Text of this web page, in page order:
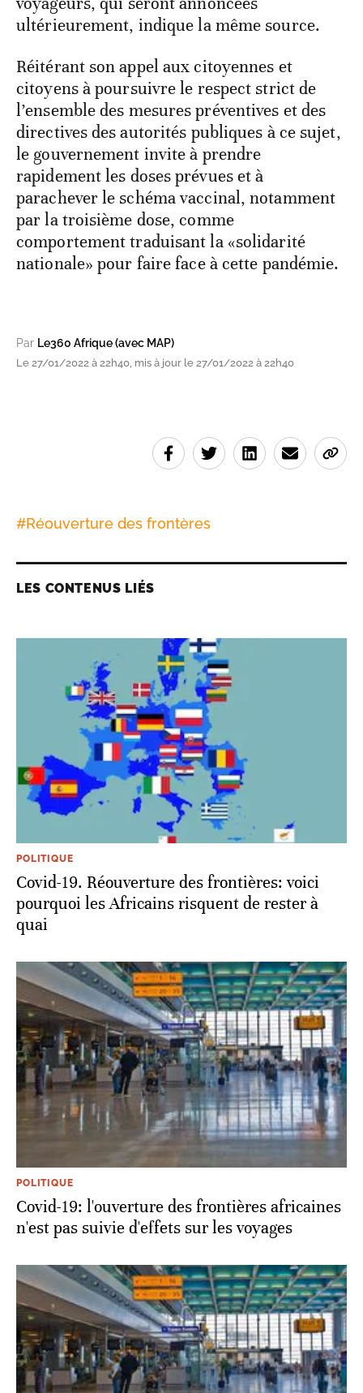
ultérieurement, indique la même source.
Réitérant son appel aux citoyennes et
citoyens à poursuivre le respect strict de
l’ensemble des mesures préventives et des
directives des autorités publiques à ce sujet,
le gouvernement invite à prendre
rapidement les doses prévues et à
parachever le schéma vaccinal, notamment
par la troisième dose, comme
comportement traduisant la «solidarité
nationale» pour faire face à cette pandémie.
Par Le360 Afrique (avec MAP)
Le 27/01/2022 à 22h40, mis à jour le 27/01/2022 à 22h40
#Réouverture des frontères
LES CONTENUS LIÉS
POLITIQUE
Covid-19. Réouverture des frontières: voici
pourquoi les Africains risquent de rester à
quai
POLITIQUE
Covid-19: l'ouverture des frontières africaines
n'est pas suivie d'effets sur les voyages